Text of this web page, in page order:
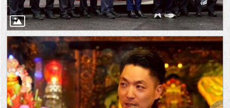
聯
絡
我
們
（陳
情
系
統
1999）